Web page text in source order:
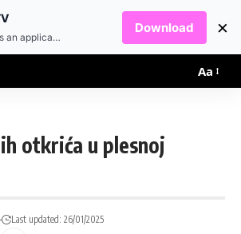
Aa
otkrića u plesnoj
Last updated: 26/01/2025
Beatmag.tv is an application designed for fans of electronic music.
Download ×